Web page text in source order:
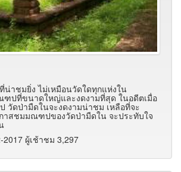
น่าชมยิ่ง ไม่เหมือนวัดใดทุกแห่งใน
ฑปที่ขนาดใหญ่และงดงามที่สุด ในอดีตเมื่อ
วัดป่ามืดในจะงดงามน่าชม เหลือที่จะ
าสชมมณฑปของวัดป่ามืดใน จะประทับใจ
2017 ผู้เช้าชม 3,297